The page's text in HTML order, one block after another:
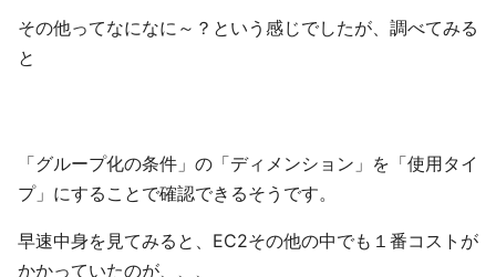
その他ってなになに～？という感じでしたが、調べてみる
と
「グループ化の条件」の「ディメンション」を「使用タイ
プ」にすることで確認できるそうです。
早速中身を見てみると、EC2その他の中でも１番コストが
かかっていたのが、、、